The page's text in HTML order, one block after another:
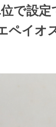
で設定
ペイオ